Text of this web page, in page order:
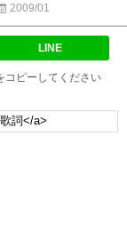
2009/01
LINE
コピーしてください